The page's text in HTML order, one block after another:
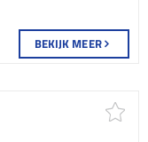
BEKIJK MEER